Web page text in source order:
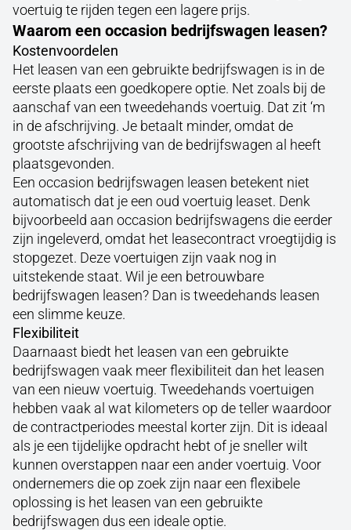
voertuig te rijden tegen een lagere prijs.
Waarom een occasion bedrijfswagen leasen?
Kostenvoordelen
Het leasen van een gebruikte bedrijfswagen is in de
eerste plaats een goedkopere optie. Net zoals bij de
aanschaf van een tweedehands voertuig. Dat zit ‘m
in de afschrijving. Je betaalt minder, omdat de
grootste afschrijving van de bedrijfswagen al heeft
plaatsgevonden.
Een occasion bedrijfswagen leasen betekent niet
automatisch dat je een oud voertuig leaset. Denk
bijvoorbeeld aan occasion bedrijfswagens die eerder
zijn ingeleverd, omdat het leasecontract vroegtijdig is
stopgezet. Deze voertuigen zijn vaak nog in
uitstekende staat. Wil je een betrouwbare
bedrijfswagen leasen? Dan is tweedehands leasen
een slimme keuze.
Flexibiliteit
Daarnaast biedt het leasen van een gebruikte
bedrijfswagen vaak meer flexibiliteit dan het leasen
van een nieuw voertuig. Tweedehands voertuigen
hebben vaak al wat kilometers op de teller waardoor
de contractperiodes meestal korter zijn. Dit is ideaal
als je een tijdelijke opdracht hebt of je sneller wilt
kunnen overstappen naar een ander voertuig. Voor
ondernemers die op zoek zijn naar een flexibele
oplossing is het leasen van een gebruikte
bedrijfswagen dus een ideale optie.